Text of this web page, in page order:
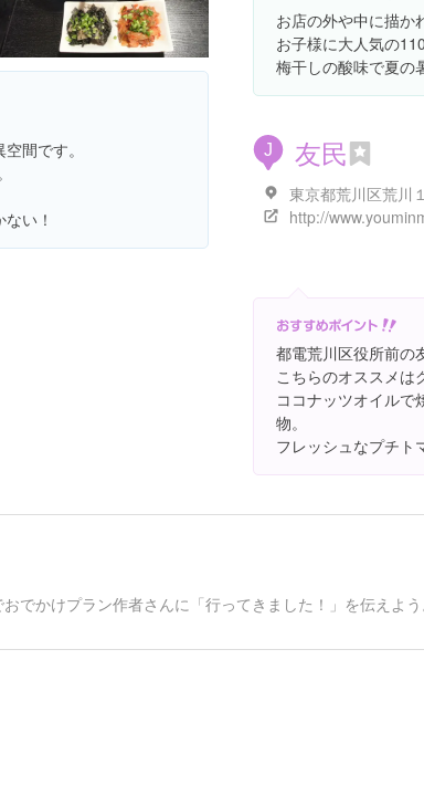
お店の外や中に描か
お子様に大人気の
梅干しの酸味で夏の
間です。
い！
J 友民
http://
都電荒川区役所前の
こちらのオススメは
ココナッツオイルで
物。
フレッシュなプチト
でかけプラン作者さんに「行ってきました！」を伝えよう